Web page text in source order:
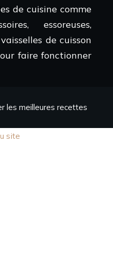
de cuisine comme
essoreuses,
de cuisson
faire fonctionner
les meilleures recettes
site